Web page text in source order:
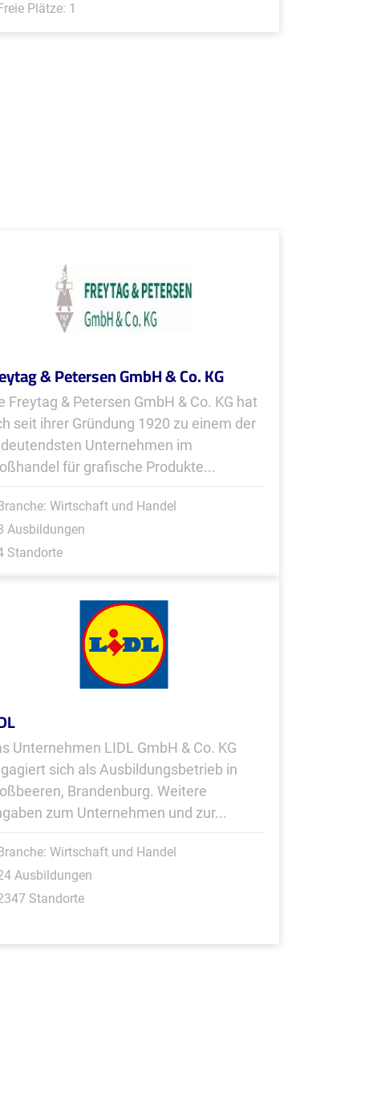
Plätze: 1
& Petersen GmbH & Co. KG
Freytag & Petersen GmbH & Co. KG hat
seit ihrer Gründung 1920 zu einem der
Unternehmen im
für grafische Produkte...
Wirtschaft und Handel
Ausbildungen
Standorte
Unternehmen LIDL GmbH & Co. KG
sich als Ausbildungsbetrieb in
Brandenburg. Weitere
zum Unternehmen und zur...
Wirtschaft und Handel
Ausbildungen
Standorte